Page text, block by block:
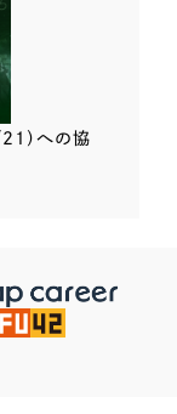
）への協